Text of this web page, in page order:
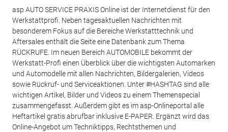
asp AUTO SERVICE PRAXIS Online ist der Internetdienst für den
Werkstattprofi. Neben tagesaktuellen Nachrichten mit
besonderem Fokus auf die Bereiche Werkstatttechnik und
Aftersales enthält die Seite eine Datenbank zum Thema
RÜCKRUFE. Im neuen Bereich AUTOMOBILE bekommt der
Werkstatt-Profi einen Überblick über die wichtigsten Automarken
und Automodelle mit allen Nachrichten, Bildergalerien, Videos
sowie Rückruf- und Serviceaktionen. Unter #HASHTAG sind alle
wichtigen Artikel, Bilder und Videos zu einem Themenspecial
zusammengefasst. Außerdem gibt es im asp-Onlineportal alle
Heftartikel gratis abrufbar inklusive E-PAPER. Ergänzt wird das
Online-Angebot um Techniktipps, Rechtsthemen und